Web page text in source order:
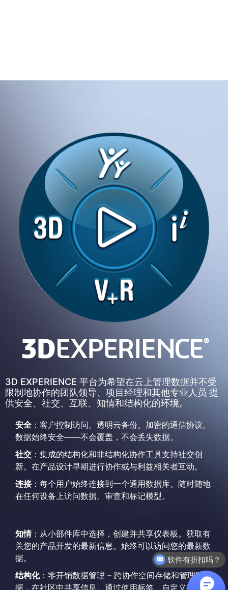
3D EXPERIENCE 平台为希望在云上管理数据并不受
限制地协作的团队领导、项目经理和其他专业人员 提
供安全、社交、互联、知情和结构化的环境。
安全 ：客户控制访问。透明云备份。加密的通信协议。
数据始终安全——不会覆盖，不会丢失数据。
社交 ：集成的结构化和非结构化协作工具支持社交创
新。在产品设计早期进行协作或与利益相关者互动。
连接：每个用户始终连接到一个通用数据库。随时随地
在任何设备上访问数据。审查和标记模型。
知情：从小部件库中选择，创建并共享仪表板。获取有
关您的产品开发的最新信息。始终可以访问您的最新数
据。
结构化：零开销数据管理 – 跨协作空间存储和管理数
据，在社区中共享信息。通过使用标签、自定义搜索等
软件有折扣吗？